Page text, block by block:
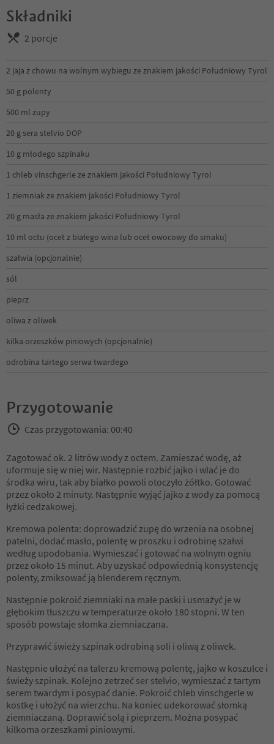
Składniki
2 porcje
2 jaja z chowu na wolnym wybiegu ze znakiem jakości Południowy Tyrol
50 g polenty
500 ml zupy
20 g sera stelvio DOP
10 g młodego szpinaku
1 chleb vinschgerle ze znakiem jakości Południowy Tyrol
1 ziemniak ze znakiem jakości Południowy Tyrol
20 g masła ze znakiem jakości Południowy Tyrol
10 ml octu (ocet z białego wina lub ocet owocowy do smaku)
szałwia (opcjonalnie)
sól
pieprz
oliwa z oliwek
kilka orzeszków piniowych (opcjonalnie)
odrobina tartego serwa twardego
Przygotowanie
Czas przygotowania: 00:40
Zagotować ok. 2 litrów wody z octem. Zamieszać wodę, aż
uformuje się w niej wir. Następnie rozbić jajko i wlać je do
środka wiru, tak aby białko powoli otoczyło żółtko. Gotować
przez około 2 minuty. Następnie wyjąć jajko z wody za pomocą
łyżki cedzakowej.
Kremowa polenta: doprowadzić zupę do wrzenia na osobnej
patelni, dodać masło, polentę w proszku i odrobinę szałwi
według upodobania. Wymieszać i gotować na wolnym ogniu
przez około 15 minut. Aby uzyskać odpowiednią konsystencję
polenty, zmiksować ją blenderem ręcznym.
Następnie pokroić ziemniaki na małe paski i usmażyć je w
głębokim tłuszczu w temperaturze około 180 stopni. W ten
sposób powstaje słomka ziemniaczana.
Przyprawić świeży szpinak odrobiną soli i oliwą z oliwek.
Następnie ułożyć na talerzu kremową polentę, jajko w koszulce i
świeży szpinak. Kolejno zetrzeć ser stelvio, wymieszać z tartym
serem twardym i posypać danie. Pokroić chleb vinschgerle w
kostkę i ułożyć na wierzchu. Na koniec udekorować słomką
ziemniaczaną. Doprawić solą i pieprzem. Można posypać
kilkoma orzeszkami piniowymi.